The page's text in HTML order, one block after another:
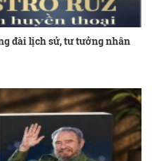
đài lịch sử, tư tưởng nhân